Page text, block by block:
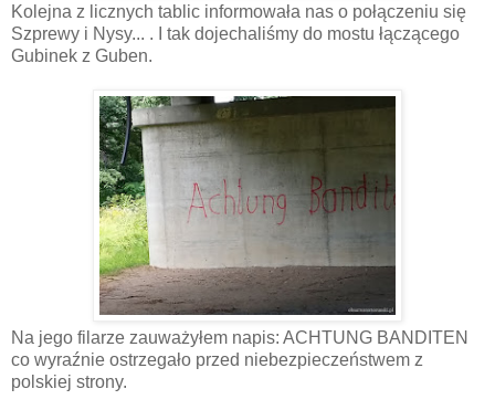
Kolejna z licznych tablic informowała nas o połączeniu się
Szprewy i Nysy... . I tak dojechaliśmy do mostu łączącego
Gubinek z Guben.
Na jego filarze zauważyłem napis: ACHTUNG BANDITEN
co wyraźnie ostrzegało przed niebezpieczeństwem z
polskiej strony.